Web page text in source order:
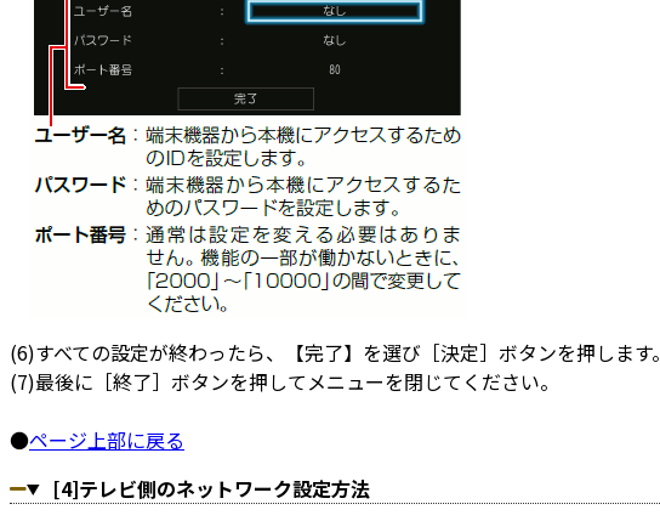
(6)すべての設定が終わったら、【完了】を選び［決定］ボタンを押します。
(7)最後に［終了］ボタンを押してメニューを閉じてください。
●ページ上部に戻る
[4]テレビ側のネットワーク設定方法